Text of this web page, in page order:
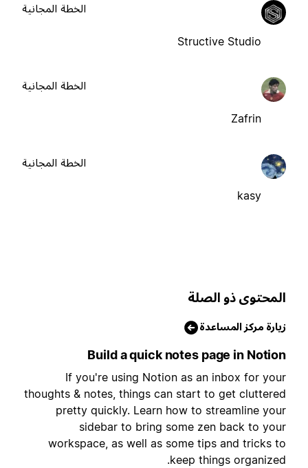
Structive Studio
الخطة المجانية
Zafrin
الخطة المجانية
kasy
الخطة المجانية
ذو الصلة
مركز المساعدة
Build a quick notes page in
If you're using Notion as an inbox for
thoughts & notes, things can start to get
pretty quickly. Learn how to streamline
sidebar to bring some zen back to
workspace, as well as some tips and tricks
keep things